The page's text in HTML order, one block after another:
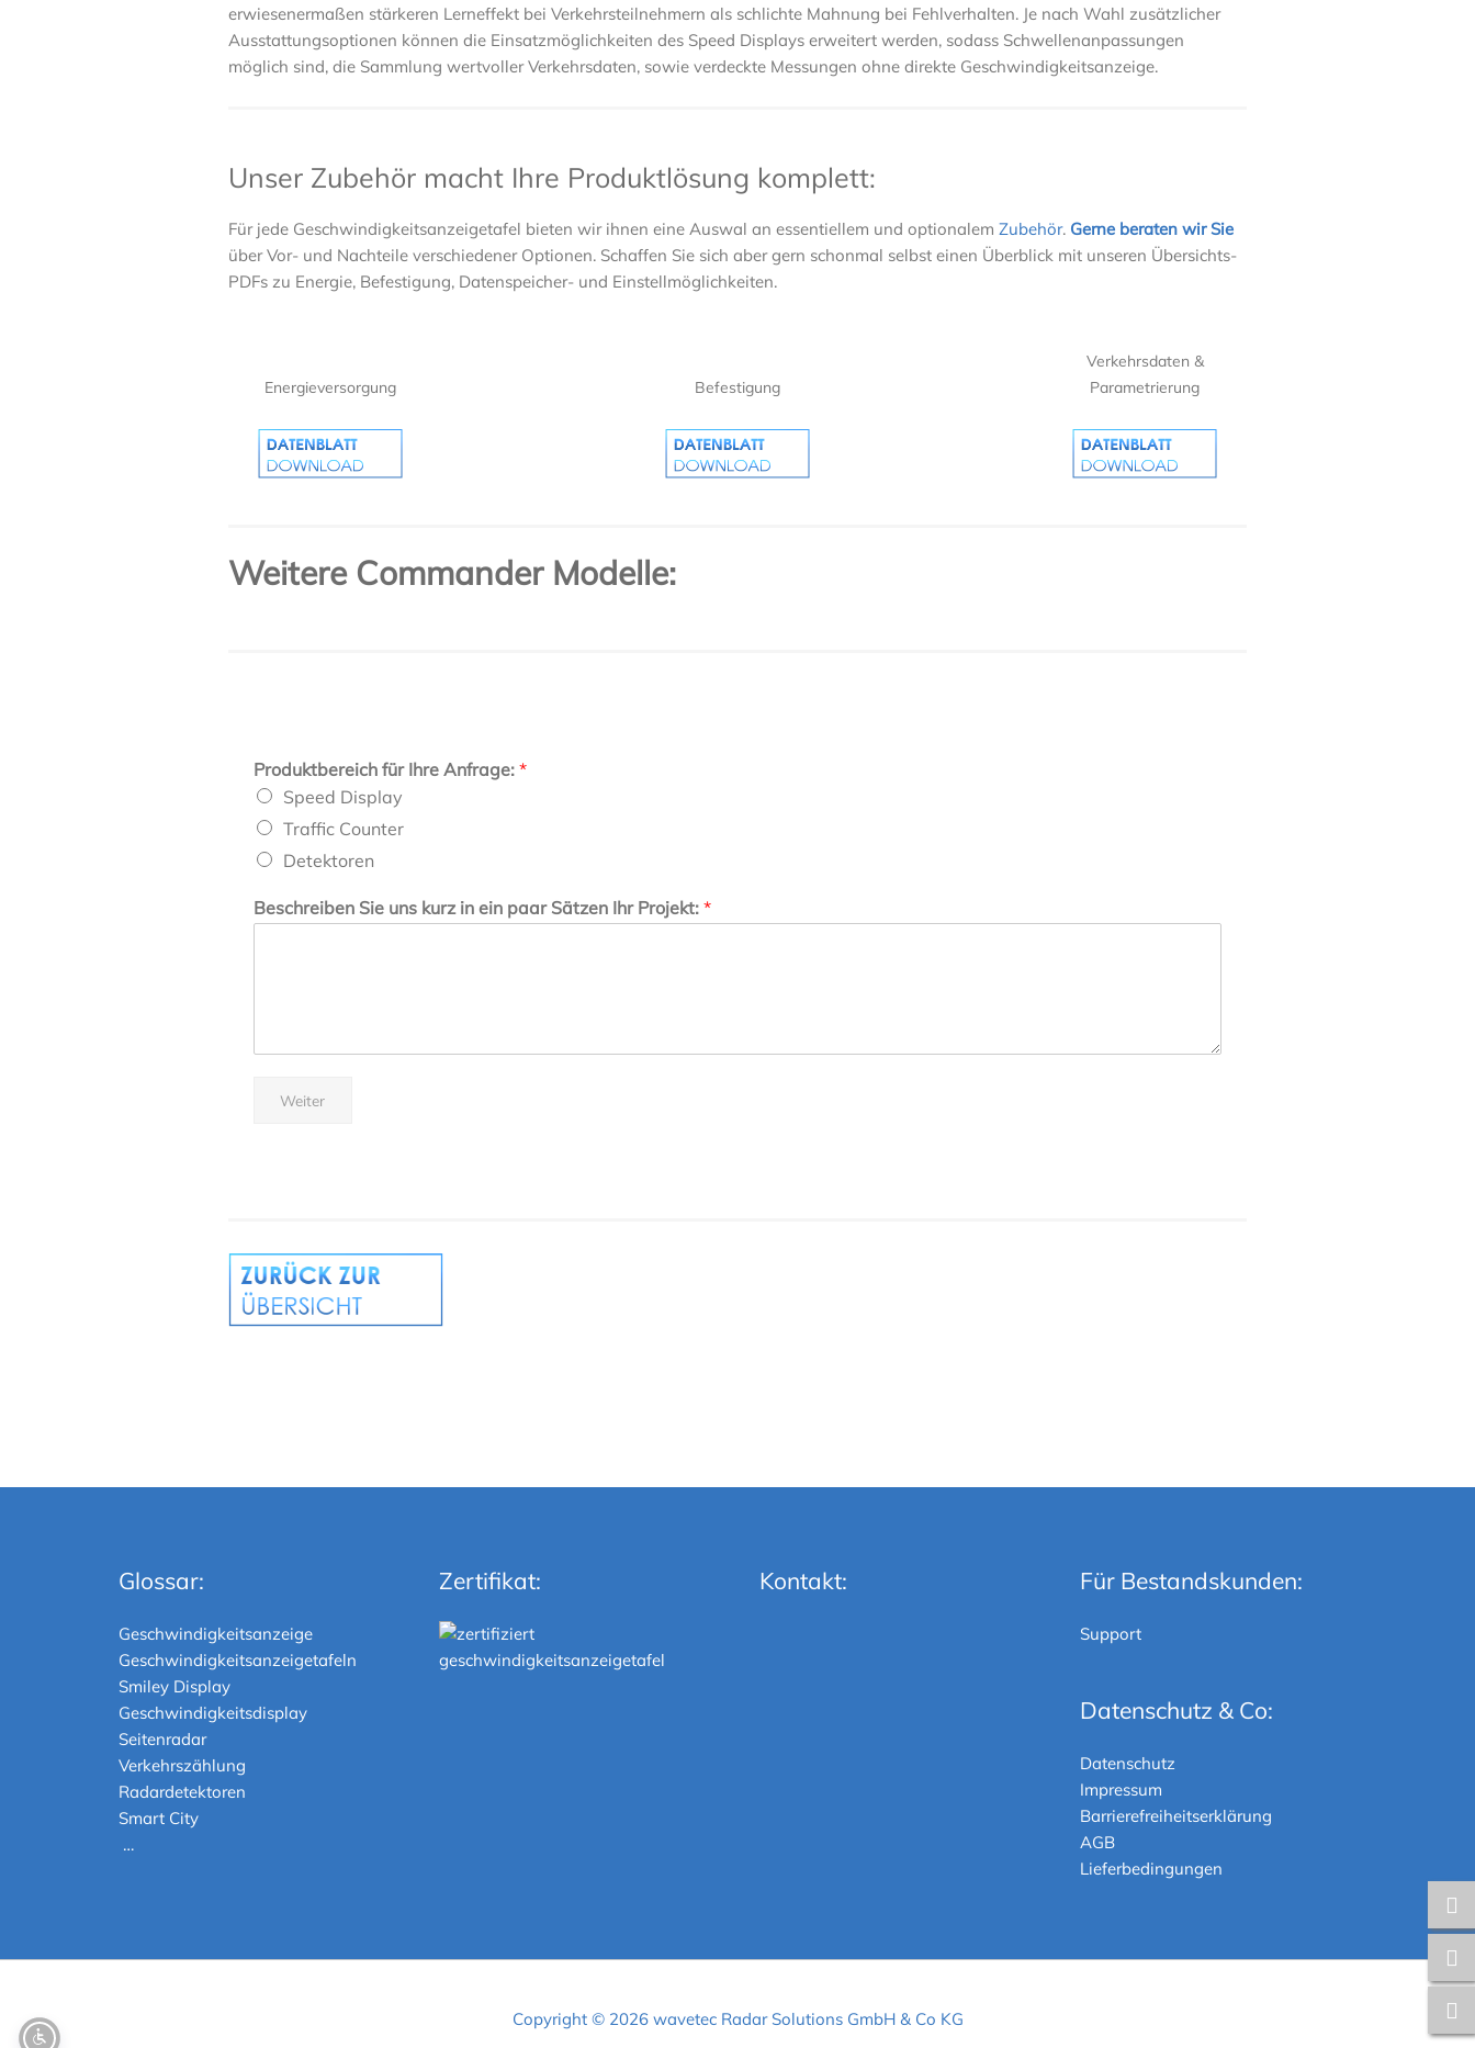
erwiesenermaßen stärkeren Lerneffekt bei Verkehrsteilnehmern als schlichte Mahnung bei Fehlverhalten. Je nach Wahl zusätzlicher
Ausstattungsoptionen können die Einsatzmöglichkeiten des Speed Displays erweitert werden, sodass Schwellenanpassungen
möglich sind, die Sammlung wertvoller Verkehrsdaten, sowie verdeckte Messungen ohne direkte Geschwindigkeitsanzeige.
Unser Zubehör macht Ihre Produktlösung komplett:
Für jede Geschwindigkeitsanzeigetafel bieten wir ihnen eine Auswal an essentiellem und optionalemZubehör. Gerne beraten wir Sie
über Vor- und Nachteile verschiedener Optionen. Schaffen Sie sich aber gern schonmal selbst einen Überblick mit unseren Übersichts-
PDFs zu Energie, Befestigung, Datenspeicher- und Einstellmöglichkeiten.
Energieversorgung Befestigung
Verkehrsdaten &
Parametrierung
Weitere Commander Modelle:
Produktbereich für Ihre Anfrage: *
Speed Display
Traffic Counter
Detektoren
Beschreiben Sie uns kurz in ein paar Sätzen Ihr Projekt: *
Weiter
Glossar:
Geschwindigkeitsanzeige
Geschwindigkeitsanzeigetafeln
Smiley Display
Geschwindigkeitsdisplay
Seitenradar
Verkehrszählung
Radardetektoren
Smart City
…
Zertifikat: Kontakt: Für Bestandskunden:
Support
Datenschutz & Co:
Datenschutz
Impressum
Barrierefreiheitserklärung
AGB
Lieferbedingungen
Copyright © 2026 wavetec Radar SolutionsGmbH & Co KG